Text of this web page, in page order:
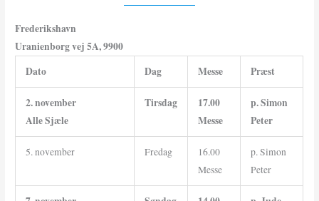
Frederikshavn
Uranienborg vej 5A, 9900
Dato
Dag Messe Præst
2. november
Alle Sjæle
Tirsdag
17.00
Messe
p. Simon
Peter
5. november Fredag
16.00
Messe
p. Simon
Peter